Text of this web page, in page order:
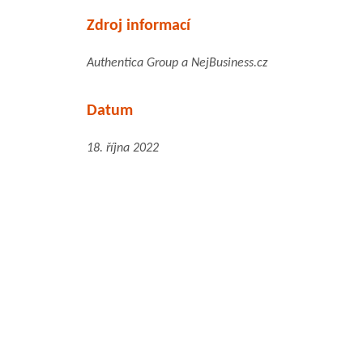
Zdroj informací
Authentica Group a NejBusiness.cz
Datum
18. října 2022